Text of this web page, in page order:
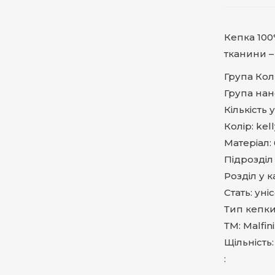
Кепка
тканини
Група
Група
Колір:
Розділ у
Стать:
Тип
ТМ: Malfini
: